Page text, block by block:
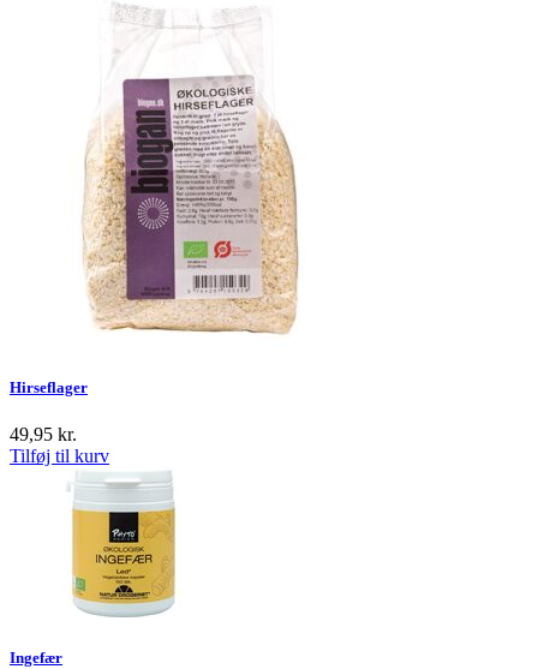
Hirseflager
49,95 kr.
Tilføj til kurv
Ingefær